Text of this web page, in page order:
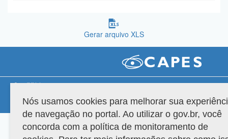
Gerar arquivo XLS
Compatibilidade
Versão do sistema: 3.88.9 Copyright 2022 Capes. Todos os direitos reservados.
Nós usamos cookies para melhorar sua
de navegação no portal. Ao utilizar o gov.br, você
concorda com a política de monitoramento de